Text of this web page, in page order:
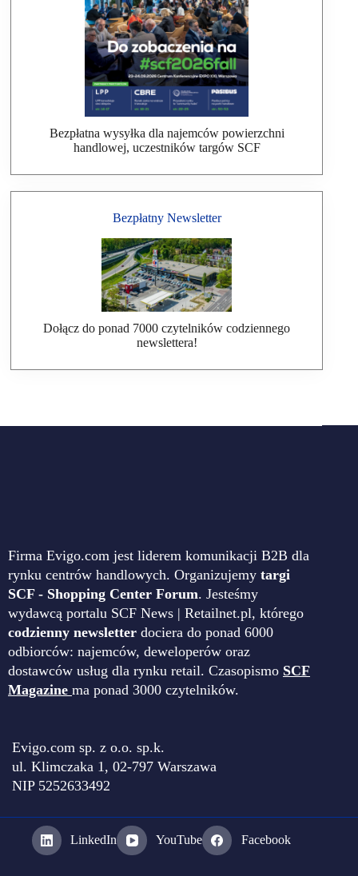
Bezpłatna wysyłka dla najemców powierzchni
handlowej, uczestników targów SCF
Bezpłatny Newsletter
Dołącz do ponad 7000 czytelników codziennego
newslettera!
Firma Evigo.com jest liderem komunikacji B2B dla
rynku centrów handlowych. Organizujemy targi
SCF - Shopping Center Forum. Jesteśmy
wydawcą portalu SCF News | Retailnet.pl, którego
codzienny newsletter dociera do ponad 6000
odbiorców: najemców, deweloperów oraz
dostawców usług dla rynku retail. Czasopismo SCF
Magazine ma ponad 3000 czytelników.
Evigo.com sp. z o.o. sp.k.
ul. Klimczaka 1, 02-797 Warszawa
NIP 5252633492
LinkedIn YouTube Facebook